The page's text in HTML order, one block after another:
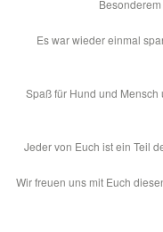
Es war wieder einmal
Spaß für Hund und
Jeder von Euch ist ein Teil
Wir freuen uns mit Euch